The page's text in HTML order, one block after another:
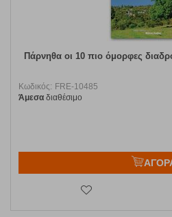
Πάρνηθα οι 10 πιο όμορφες
Κωδικός: FRE-10485
Άμεσα διαθέσιμο